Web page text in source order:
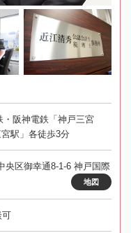
阪神電鉄「神戸三宮
駅」各徒歩3分
央区御幸通8-1-6 神戸国際
地図
可